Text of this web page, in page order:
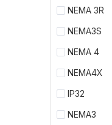
NEMA 3R
NEMA3S
NEMA 4
NEMA4X
IP32
NEMA3